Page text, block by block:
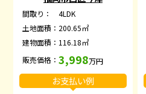
間取り：
4LDK
土地面積： 200.65㎡
建物面積： 116.18㎡
販売価格：3,998万円
お支払い例